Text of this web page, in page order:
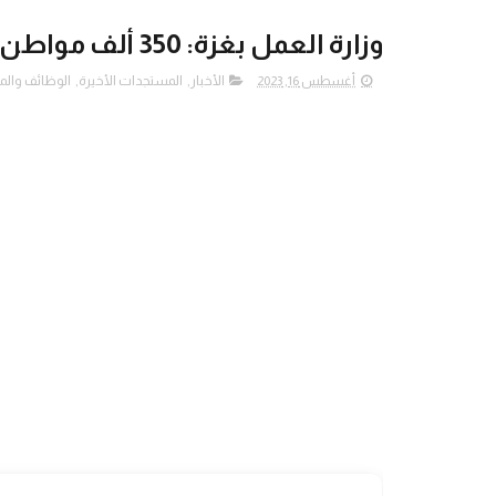
وزارة العمل بغزة: 350 ألف مواطن مسجلين على قاعدة بيانات سوق العمل
أغسطس 16, 2023 الأخبار , المستجدات الأخيرة, الوظائف